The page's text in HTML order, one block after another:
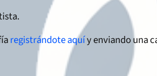
registrándote aquíy enviando una